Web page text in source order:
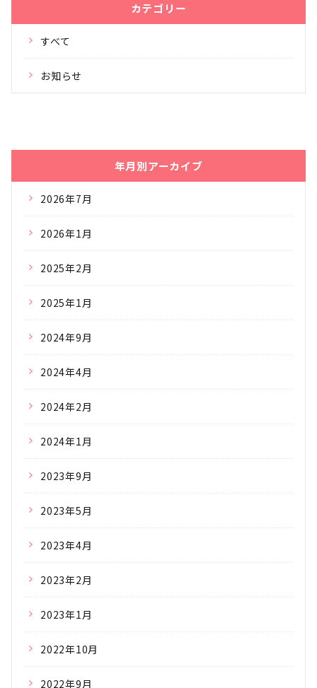
カテゴリー
すべて
お知らせ
年月別アーカイブ
2026年7月
2026年1月
2025年2月
2025年1月
2024年9月
2024年4月
2024年2月
2024年1月
2023年9月
2023年5月
2023年4月
2023年2月
2023年1月
2022年10月
2022年9月